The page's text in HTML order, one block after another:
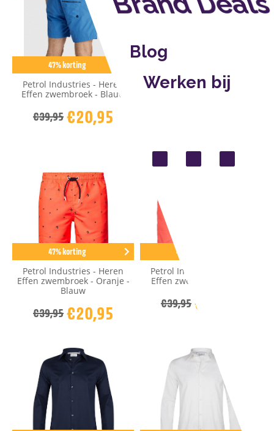
Blog
Werken bij
47% korting
Petrol Industries - Heren
Effen zwembroek - Blauw
€39,95€20,95
Petrol Industries - Heren
Effen zwembroek - Groen -
47% korting
Petrol Industries - Heren
Effen zwembroek - Oranje -
Blauw
€39,95€20,95
47% korting
Petrol Industries - Heren
Effen zwembroek - Rood
€39,95€20,95